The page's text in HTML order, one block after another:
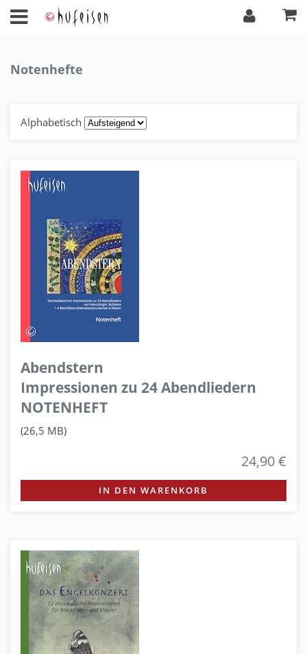
Notenhefte
Alphabetisch
Abendstern
Impressionen zu 24 Abendliedern
NOTENHEFT
(26,5 MB)
24,90 €
IN DEN WARENKORB